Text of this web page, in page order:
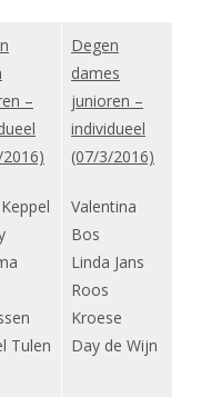
–
Tulen
Degen
dames
junioren –
individueel
(07/3/2016)
Valentina
Bos
Linda Jans
Roos
Kroese
Day de Wijn